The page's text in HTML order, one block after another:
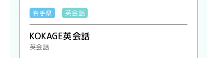
岩手県 英会話
KOKAGE英会話
英会話